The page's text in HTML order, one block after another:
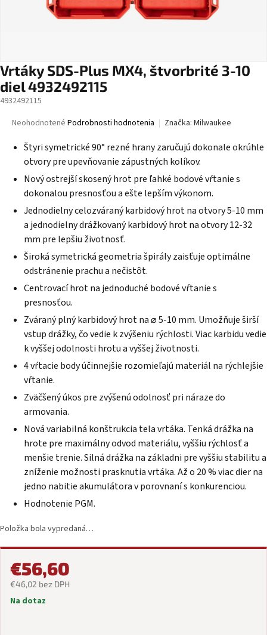
Vrtáky SDS-Plus MX4, štvorbrité 3-10
diel 4932492115
4932492115
Priemerné
produktu
z
Neohodnotené Podrobnosti hodnotenia Značka: Milwaukee
Štyri symetrické 90° rezné hrany zaručujú dokonale okrúhle
otvory pre upevňovanie zápustných kolíkov.
Nový ostrejší skosený hrot pre ľahké bodové vŕtanie s
dokonalou presnosťou a ešte lepším výkonom.
Jednodielny celozváraný karbidový hrot na otvory 5-10 mm
a jednodielny drážkovaný karbidový hrot na otvory 12-32
mm pre lepšiu životnosť.
Široká symetrická geometria špirály zaisťuje optimálne
odstránenie prachu a nečistôt.
Centrovací hrot na jednoduché bodové vŕtanie s
presnosťou.
Zváraný plný karbidový hrot na ⌀ 5-10 mm. Umožňuje širší
vstup drážky, čo vedie k zvýšeniu rýchlosti. Viac karbidu vedie
k vyššej odolnosti hrotu a vyššej životnosti.
4 vŕtacie body účinnejšie rozomieľajú materiál na rýchlejšie
vŕtanie.
Zväčšený úkos pre zvýšenú odolnosť pri náraze do
armovania.
Nová variabilná konštrukcia tela vrtáka. Tenká drážka na
hrote pre maximálny odvod materiálu, vyššiu rýchlosť a
menšie trenie. Silná drážka na základni pre vyššiu stabilitu a
zníženie možnosti prasknutia vrtáka. Až o 20 % viac dier na
jedno nabitie akumulátora v porovnaní s konkurenciou.
Hodnotenie PGM.
Položka bola vypredaná…
€56,60
€46,02 bez DPH
Jednotková
Na dotaz